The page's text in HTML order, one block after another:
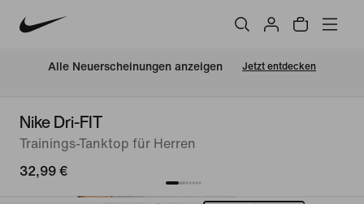
Alle Neuerscheinungen anzeigen Jetzt entdecken
Nike Dri-FIT
Trainings-Tanktop für Herren
32,99 €